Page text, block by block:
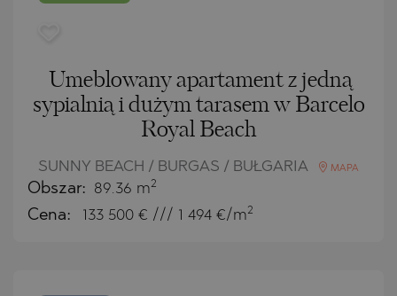
Umeblowany apartament z jedną
sypialnią i dużym tarasem w Barcelo
Royal Beach
SUNNY BEACH / BURGAS / BUŁGARIA MAPA
Obszar: 89.36 m2
Cena: 133 500 € /// 1 494 €/m2